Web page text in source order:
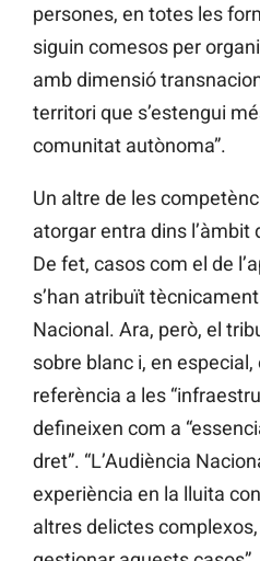
persones, en totes les
siguin comesos per
amb dimensió
territori que s’estengui
comunitat autònoma”.
Un altre de les
atorgar entra dins
De fet, casos com el de
s’han atribuït tècnicament
Nacional. Ara, però, el
sobre blanc i, en
referència a les
defineixen com a
dret”. “L’Audiència
experiència en la lluita
altres delictes complexos,